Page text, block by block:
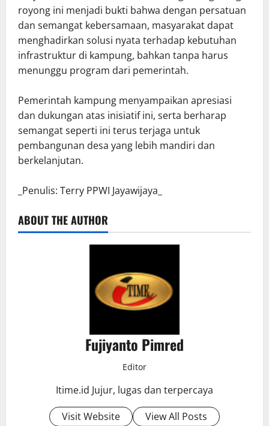
royong ini menjadi bukti bahwa dengan persatuan
dan semangat kebersamaan, masyarakat dapat
menghadirkan solusi nyata terhadap kebutuhan
infrastruktur di kampung, bahkan tanpa harus
menunggu program dari pemerintah.
Pemerintah kampung menyampaikan apresiasi
dan dukungan atas inisiatif ini, serta berharap
semangat seperti ini terus terjaga untuk
pembangunan desa yang lebih mandiri dan
berkelanjutan.
_Penulis: Terry PPWI Jayawijaya_
ABOUT THE AUTHOR
Fujiyanto Pimred
Editor
Itime.id Jujur, lugas dan terpercaya
Visit Website
View All Posts